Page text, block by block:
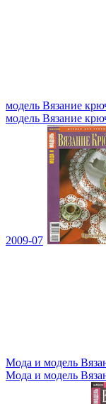
модель Вязание
модель Вязание
2009-07
Мода и модель
Мода и модель